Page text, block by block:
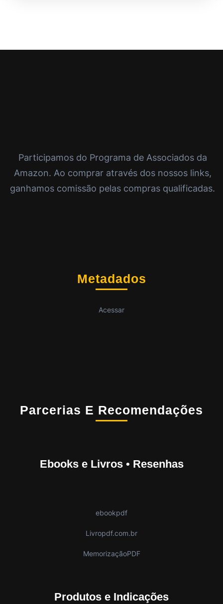
Participamos do Programa de Associados da
Amazon. Ao comprar através dos nossos links,
ganhamos comissão pelas compras qualificadas.
Metadados
Acessar
Parcerias E Recomendações
Ebooks e Livros • Resenhas
ebookpdf
Livropdf.com.br
MemorizaçãoPDF
Produtos e Indicações